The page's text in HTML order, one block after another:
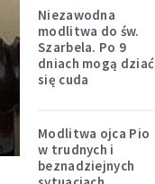
Niezawodna
modlitwa do św.
Szarbela. Po 9
dniach mogą dziać
się cuda
Modlitwa ojca Pio
w trudnych i
beznadziejnych